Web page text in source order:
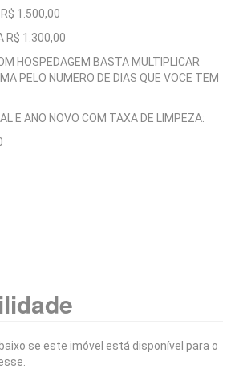
1.500,00
R$ 1.300,00
HOSPEDAGEM BASTA MULTIPLICAR
PELO NUMERO DE DIAS QUE VOCE TEM
E ANO NOVO COM TAXA DE LIMPEZA:
se este imóvel está disponível para o